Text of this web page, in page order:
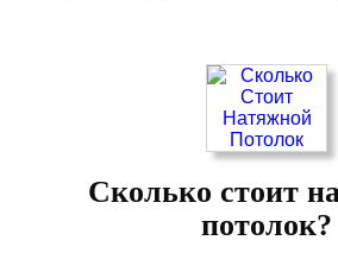
Сколько стоит
потолок?